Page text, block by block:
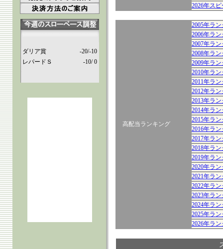
ダリア賞
-20/-10
レパードＳ
-10/ 0
2026年ス
高配当ランキング
2005年ラ
2006年ラ
2007年ラ
2008年ラ
2009年ラ
2010年ラ
2011年ラ
2012年ラ
2013年ラ
2014年ラ
2015年ラ
2016年ラ
2017年ラ
2018年ラ
2019年ラ
2020年ラ
2021年ラ
2022年ラ
2023年ラ
2024年ラ
2025年ラ
2026年ラ